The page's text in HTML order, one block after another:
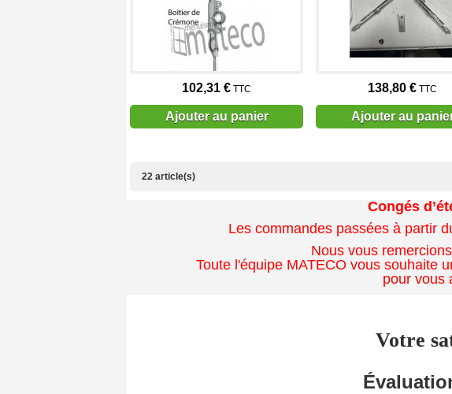
102,31 € TTC
Ajouter au panier
138,80 € TTC
Ajouter au
22 article(s)
Congés
Les commandes passées à partir
Nous vous
Toute l'équipe MATECO vous souhaite
pour vous
Votre